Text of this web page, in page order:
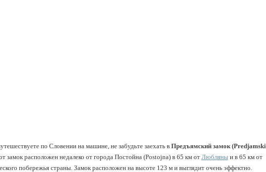
по Словении на машине, не забудьте заехать в Предъямский замок (Predjamski
замок расположен недалеко от города Постойна (Postojna) в 65 км от Любляныи в 65 км от
побережья страны. Замок расположен на высоте 123 м и выглядит очень эффектно.